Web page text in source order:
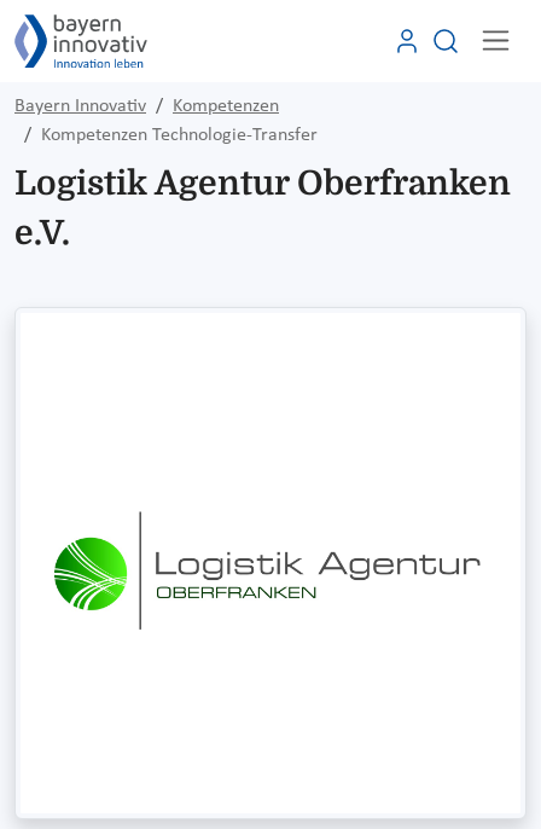
Bayern Innovativ
Kompetenzen
Kompetenzen Technologie-Transfer
Logistik Agentur Oberfranken
e.V.